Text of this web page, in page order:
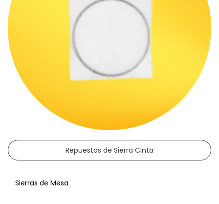
Repuestos de Sierra Cinta
Sierras de Mesa